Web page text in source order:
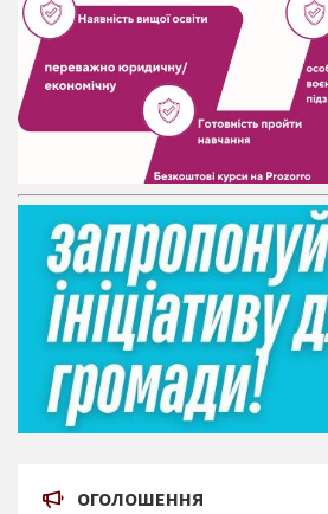
ОГОЛОШЕННЯ